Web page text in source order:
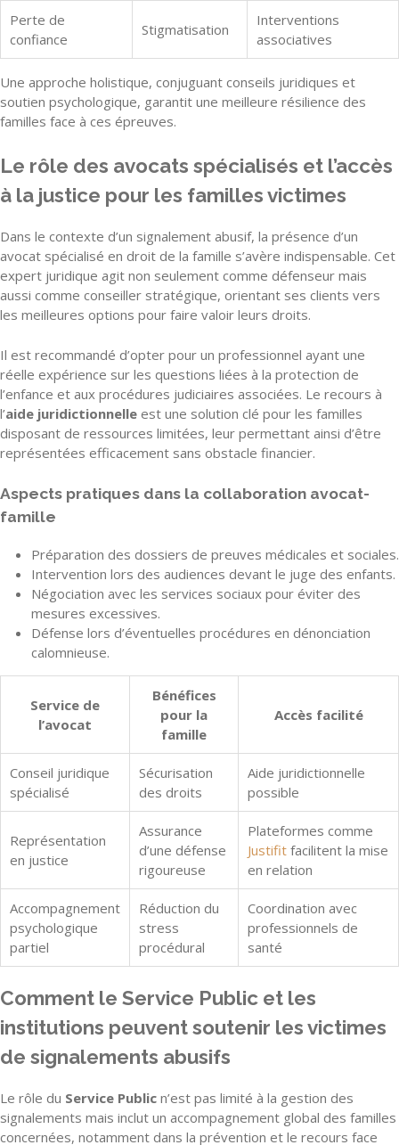
Perte de
confiance
Stigmatisation
Interventions
associatives
Une approche holistique, conjuguant conseils juridiques et
soutien psychologique, garantit une meilleure résilience des
familles face à ces épreuves.
Le rôle des avocats spécialisés et l’accès
à la justice pour les familles victimes
Dans le contexte d’un signalement abusif, la présence d’un
avocat spécialisé en droit de la famille s’avère indispensable. Cet
expert juridique agit non seulement comme défenseur mais
aussi comme conseiller stratégique, orientant ses clients vers
les meilleures options pour faire valoir leurs droits.
Il est recommandé d’opter pour un professionnel ayant une
réelle expérience sur les questions liées à la protection de
l’enfance et aux procédures judiciaires associées. Le recours à
l’aide juridictionnelle est une solution clé pour les familles
disposant de ressources limitées, leur permettant ainsi d’être
représentées efficacement sans obstacle financier.
Aspects pratiques dans la collaboration avocat-
famille
Préparation des dossiers de preuves médicales et sociales.
Intervention lors des audiences devant le juge des enfants.
Négociation avec les services sociaux pour éviter des
mesures excessives.
Défense lors d’éventuelles procédures en dénonciation
calomnieuse.
Service de
l’avocat
Bénéfices
pour la
famille
Accès facilité
Conseil juridique
spécialisé
Sécurisation
des droits
Aide juridictionnelle
possible
Représentation
en justice
Assurance
d’une défense
rigoureuse
Plateformes comme
Justifit facilitent la mise
en relation
Accompagnement
psychologique
partiel
Réduction du
stress
procédural
Coordination avec
professionnels de
santé
Comment le Service Public et les
institutions peuvent soutenir les victimes
de signalements abusifs
Le rôle du Service Public n’est pas limité à la gestion des
signalements mais inclut un accompagnement global des familles
concernées, notamment dans la prévention et le recours face